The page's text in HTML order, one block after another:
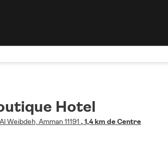
Hotel
Weibdeh, Amman 11191 , 1,4 km de Centre